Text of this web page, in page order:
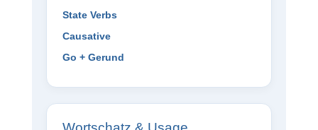
State Verbs
Causative
Go + Gerund